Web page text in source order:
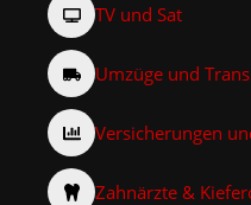
TV und Sat
Umzüge und
Versicherungen
Zahnärzte &